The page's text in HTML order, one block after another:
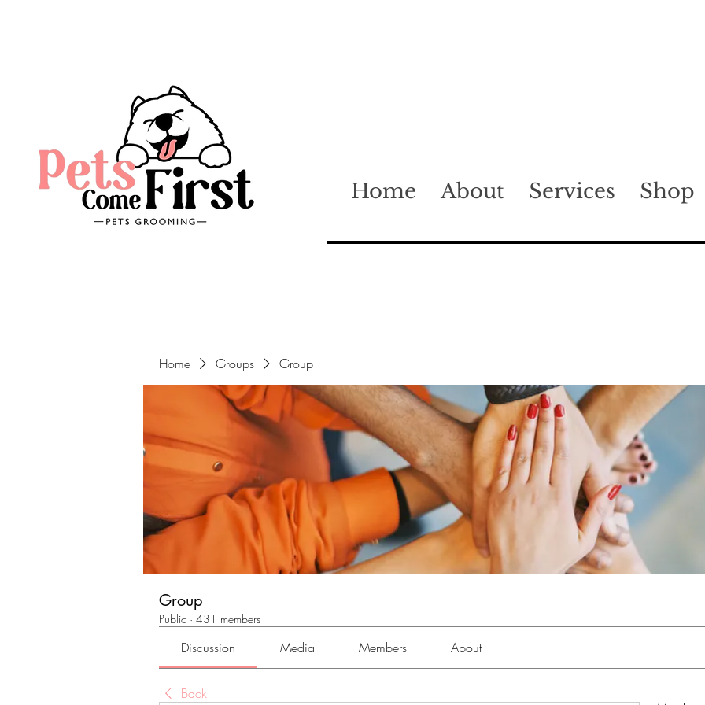
Home About Services Shop
Home Groups Group
Group
Public · 431 members
Discussion Media Members About
Back